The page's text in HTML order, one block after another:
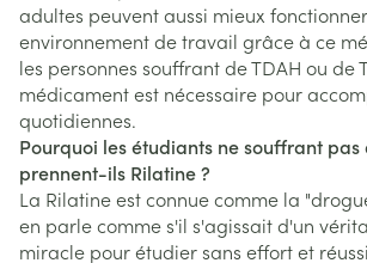
adultes peuvent aussi mieux
environnement de travail grâce à ce
les personnes souffrant de TDAH ou de
médicament est nécessaire pour
quotidiennes.
Pourquoi les étudiants ne souffrant pas
prennent-ils Rilatine ?
La Rilatine est connue comme la
en parle comme s'il s'agissait d'un
miracle pour étudier sans effort et